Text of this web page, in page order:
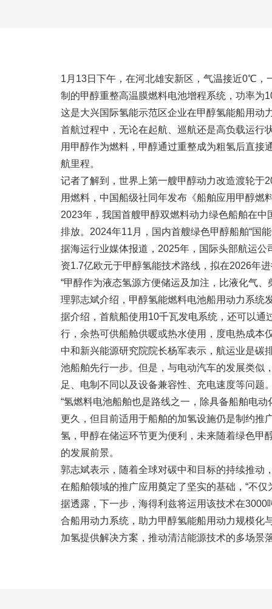
1月13日下午，在河北雄安新区，气温接近0℃，
制的甲醇重整高温膜燃料电池增程系统，功率为
这是大兴国际氢能示范区企业在甲醇氢能船用动
首航过程中，无论在起航、巡航还是高负载运行
用甲醇作为燃料，甲醇通过重整成为粗氢后直
航里程。
记者了解到，世界上第一艘甲醇动力改造渡轮于
用燃料，中国船级社同年发布《船舶应用甲醇
2023年，我国首艘甲醇双燃料动力绿色船舶在
排放。2024年11月，国内首艘绿色甲醇船舶“国
据海运行业媒体报道，2025年，国际头部航运
资1.7亿欧元于甲醇氢能技术路线，拟在2026年
“甲醇作为液态氢源方便储运及加注，比液化气
理郭志斌介绍，甲醇氢能燃料电池船用动力系统
据介绍，首航船使用10千瓦发电系统，还可以
行，余热可供船舱供暖或热水使用，度电热成本
中和新兴能源研究院院长杨军表示，航运业是碳
池船舶先行一步。但是，与电动汽车的发展类似
足、电制不同以及设备兼容性、充电速度等问题
“氢燃料电池船舶也是路线之一，除具备船舶电
更久，但目前适用于船舶的加氢设施仍是制约推
氢，甲醇在储运环节更为便利，未来随着绿色甲
的发展前景。
郭志斌表示，随着全球对碳中和目标的持续推动
在船舶领域的推广应用奠定了坚实的基础，“不
据透露，下一步，海得利兹将运用该技术在
合船用动力系统，助力甲醇氢能船用动力规模化
加氢提供解决方案，推动清洁能源技术的多场景